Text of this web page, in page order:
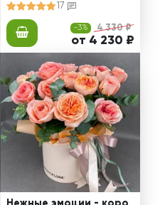
17
-3% 4 330 ₽
от 4 230 ₽